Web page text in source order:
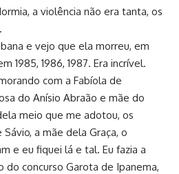
a violência não era tanta, os
e vejo que ela morreu, em
1985, 1986, 1987. Era incrível.
com a Fabíola de
do Anísio Abraão e mãe do
meio que me adotou, os
a mãe dela Graça, o
e eu fiquei lá e tal. Eu fazia a
do concurso Garota de Ipanema,